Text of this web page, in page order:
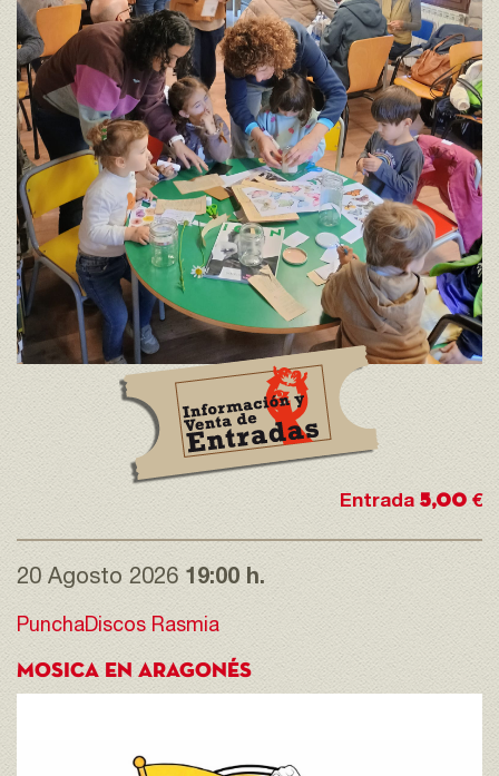
Entrada 5,00 €
20 Agosto 2026 19:00 h.
PunchaDiscos Rasmia
MOSICA EN ARAGONÉS